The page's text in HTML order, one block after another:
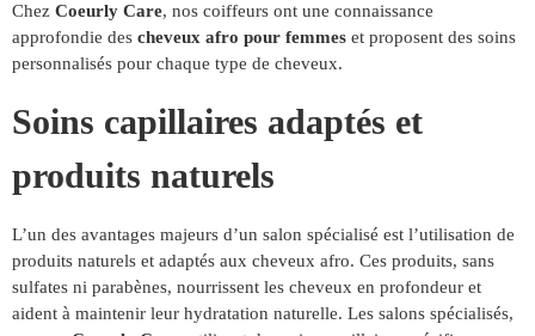
Chez Coeurly Care, nos coiffeurs ont une connaissance
approfondie des cheveux afro pour femmes et proposent des soins
personnalisés pour chaque type de cheveux.
Soins capillaires adaptés et
produits naturels
L’un des avantages majeurs d’un salon spécialisé est l’utilisation de
produits naturels et adaptés aux cheveux afro. Ces produits, sans
sulfates ni parabènes, nourrissent les cheveux en profondeur et
aident à maintenir leur hydratation naturelle. Les salons spécialisés,